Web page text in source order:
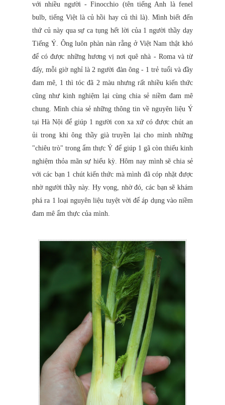
với nhiều người - Finocchio (tên tiếng Anh là fenel
bulb, tiếng Việt là củ hồi hay củ thì là). Mình biết đến
thứ củ này qua sự ca tụng hết lời của 1 người thầy dạy
Tiếng Ý. Ông luôn phàn nàn rằng ở Việt Nam thật khó
để có được những hương vị nơi quê nhà - Roma và từ
đấy, mỗi giờ nghỉ là 2 người đàn ông - 1 trẻ tuổi và đầy
đam mê, 1 thì tóc đã 2 màu nhưng rất nhiều kiến thức
cũng như kinh nghiệm lại cùng chia sẻ niềm đam mê
chung. Mình chia sẻ những thông tin về nguyên liệu Ý
tại Hà Nội để giúp 1 người con xa xứ có được chút an
ủi trong khi ông thầy già truyền lại cho mình những
"chiêu trò" trong ẩm thực Ý để giúp 1 gã còn thiếu kinh
nghiệm thỏa mãn sự hiếu kỳ. Hôm nay mình sẽ chia sẻ
với các bạn 1 chút kiến thức mà mình đã cóp nhặt được
nhờ người thầy này. Hy vọng, nhờ đó, các bạn sẽ khám
phá ra 1 loại nguyên liệu tuyệt vời để áp dụng vào niềm
đam mê ẩm thực của mình.